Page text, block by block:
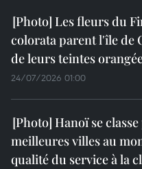
Les fleurs du
colorata parent l'île de
de leurs teintes
24/07/2026 01:00
Hanoï se
meilleures villes au
qualité du service à la